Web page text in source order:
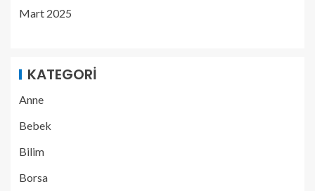
Mart 2025
KATEGORI
Anne
Bebek
Bilim
Borsa